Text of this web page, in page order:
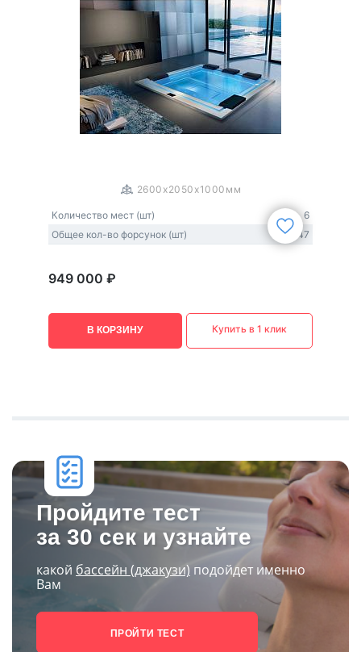
2600x2050x1000мм
Количество мест (шт)
6
Общее кол-во форсунок (шт)
47
949 000 ₽
В КОРЗИНУ Купить в 1 клик
Пройдите тест
за 30 сек и узнайте
какой бассейн (джакузи) подойдет именно
Вам
ПРОЙТИ ТЕСТ